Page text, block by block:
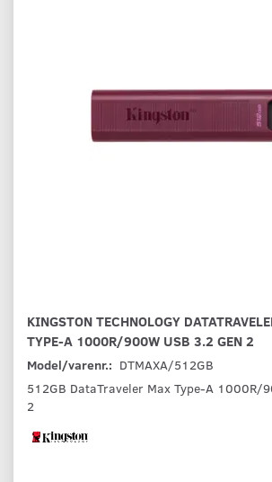
KINGSTON TECHNOLOGY
TYPE-A 1000R/900W USB 3.2 GEN 2
Model/varenr.: DTMAXA/512GB
512GB DataTraveler Max Type-A 1000R/
2